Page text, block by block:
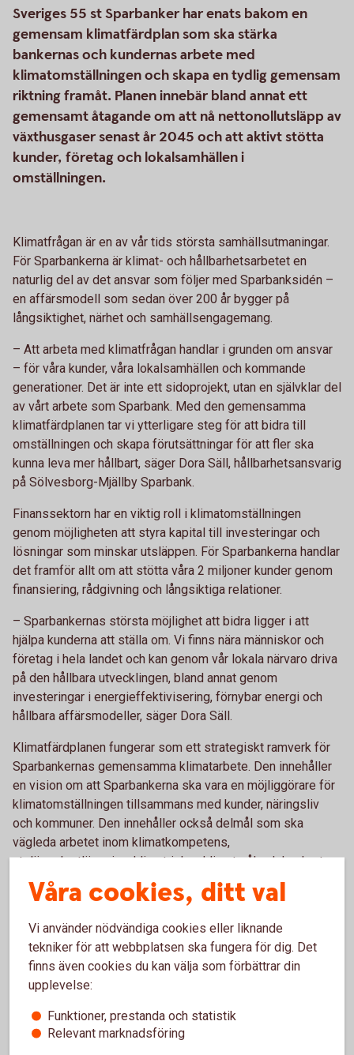
Sveriges 55 st Sparbanker har enats bakom en
gemensam klimatfärdplan som ska stärka
bankernas och kundernas arbete med
klimatomställningen och skapa en tydlig gemensam
riktning framåt. Planen innebär bland annat ett
gemensamt åtagande om att nå nettonollutsläpp av
växthusgaser senast år 2045 och att aktivt stötta
kunder, företag och lokalsamhällen i
omställningen.
Klimatfrågan är en av vår tids största samhällsutmaningar.
För Sparbankerna är klimat- och hållbarhetsarbetet en
naturlig del av det ansvar som följer med Sparbanksidén –
en affärsmodell som sedan över 200 år bygger på
långsiktighet, närhet och samhällsengagemang.
– Att arbeta med klimatfrågan handlar i grunden om ansvar
– för våra kunder, våra lokalsamhällen och kommande
generationer. Det är inte ett sidoprojekt, utan en självklar del
av vårt arbete som Sparbank. Med den gemensamma
klimatfärdplanen tar vi ytterligare steg för att bidra till
omställningen och skapa förutsättningar för att fler ska
kunna leva mer hållbart, säger Dora Säll, hållbarhetsansvarig
på Sölvesborg-Mjällby Sparbank.
Finanssektorn har en viktig roll i klimatomställningen
genom möjligheten att styra kapital till investeringar och
lösningar som minskar utsläppen. För Sparbankerna handlar
det framför allt om att stötta våra 2 miljoner kunder genom
finansiering, rådgivning och långsiktiga relationer.
– Sparbankernas största möjlighet att bidra ligger i att
hjälpa kunderna att ställa om. Vi finns nära människor och
företag i hela landet och kan genom vår lokala närvaro driva
på den hållbara utvecklingen, bland annat genom
investeringar i energieffektivisering, förnybar energi och
hållbara affärsmodeller, säger Dora Säll.
Klimatfärdplanen fungerar som ett strategiskt ramverk för
Sparbankernas gemensamma klimatarbete. Den innehåller
en vision om att Sparbankerna ska vara en möjliggörare för
klimatomställningen tillsammans med kunder, näringsliv
och kommuner. Den innehåller också delmål som ska
vägleda arbetet inom klimatkompetens,
utsläppskartläggning, klimatrisker, klimatmål och konkreta
åtgärder.
kraft i den nationella klimatomställningen. Genom sin
samlade närvaro kan Sparbankerna påverka leverantörer,
samarbetspartners och andra delar av värdekedjan och
därmed förbättra förutsättningarna för omställning i hela
Sparbanken den enda banken i över 40 kommuner. Det ger
en unik möjlighet att bidra till omställningen där människor
Våra cookies, ditt val
Vi använder nödvändiga cookies eller liknande
tekniker för att webbplatsen ska fungera för dig. Det
finns även cookies du kan välja som förbättrar din
upplevelse:
Funktioner, prestanda och statistik
Relevant marknadsföring